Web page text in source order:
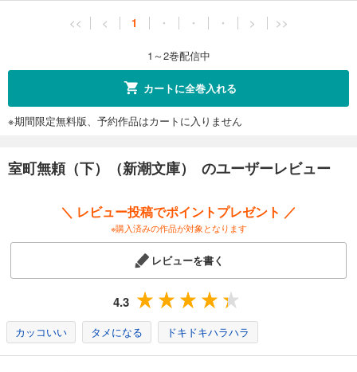
<< < 1 ・ ・ ・ > >>
1～2巻配信中
カートに全巻入れる
※期間限定無料版、予約作品はカートに入りません
室町無頼（下）（新潮文庫） のユーザーレビュー
＼ レビュー投稿でポイントプレゼント ／
※購入済みの作品が対象となります
レビューを書く
4.3
カッコいい タメになる ドキドキハラハラ